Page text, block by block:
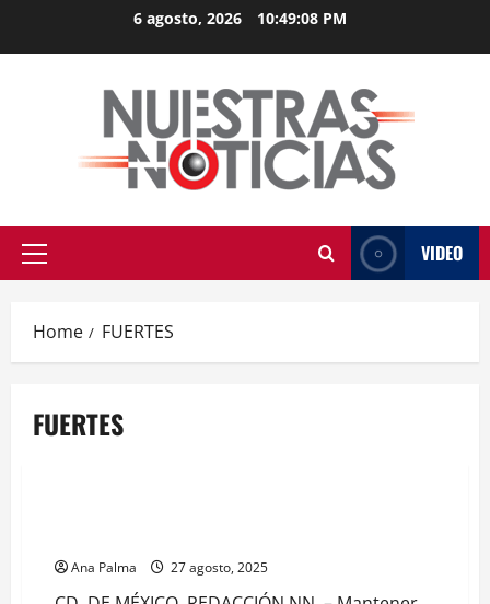
6 agosto, 2026 10:49:08 PM
Primary
VIDEO
Home FUERTES
FUERTES
Ana Palma 27 agosto, 2025